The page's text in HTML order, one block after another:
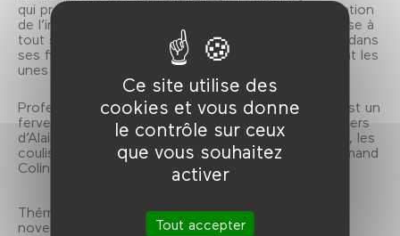
Ce site utilise des
cookies et vous donne
le contrôle sur ceux
que vous souhaitez
activer
Tout accepter
qui propose une vision satirique du colloque «Éducation
de l’imagination» dans
, se refuse à
tout sens imposé dans ses documentaires comme dans
ses films de fiction où, parfois, les thèses s’annulent les
unes les autres.
Professeur à l’université Paris 3, François Thomas est un
fervent admirateur et connaisseur hors pair de l’univers
d’Alain Resnais. Son dernier ouvrage, «Alain Resnais, les
coulisses de la création», vient de paraître chez Armand
Colin.
Thématique Cas d'école(s), du 5 octobre au 18
novembre 2016.